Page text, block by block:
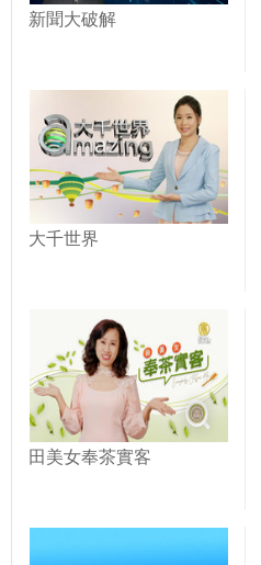
新聞大破解
大千世界
田美女奉茶實客